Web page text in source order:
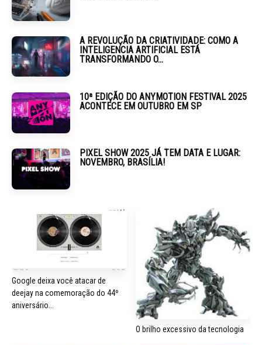
A REVOLUÇÃO DA CRIATIVIDADE: COMO A
INTELIGENCIA ARTIFICIAL ESTÁ
TRANSFORMANDO O...
10ª EDIÇÃO DO ANYMOTION FESTIVAL 2025
ACONTECE EM OUTUBRO EM SP
PIXEL SHOW 2025 JÁ TEM DATA E LUGAR:
NOVEMBRO, BRASÍLIA!
Google deixa você atacar de
deejay na comemoração do 44º
aniversário...
O brilho excessivo da tecnologia